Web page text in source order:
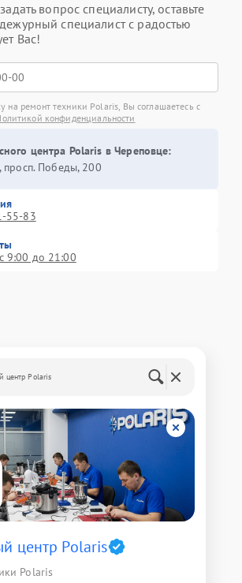
вопрос специалисту, оставьте
специалист с радостью
Вас!
на ремонт техники Polaris, Вы соглашаетесь с
конфиденциальности
центра Polaris в Череповце:
просп. Победы, 200
55-83
9:00 до 21:00
центр Polaris
центр Polaris
Polaris